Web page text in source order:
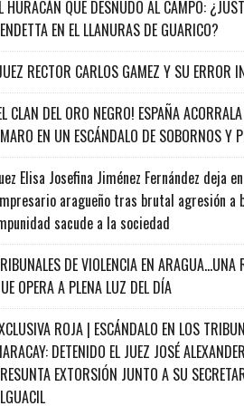
HURACÁN QUE DESNUDÓ AL CAMPO:
EN EL LLANURAS DE GUARICO?
RECTOR CARLOS GAMEZ Y SU ERROR
CLAN DEL ORO NEGRO! ESPAÑA
EN UN ESCÁNDALO DE SOBORNOS Y
Elisa Josefina Jiménez Fernández deja
aragueño tras brutal agresión a
sacude a la sociedad
DE VIOLENCIA EN ARAGUA…UNA
OPERA A PLENA LUZ DEL DÍA
ROJA | ESCÁNDALO EN LOS
DETENIDO EL JUEZ JOSÉ
EXTORSIÓN JUNTO A SU